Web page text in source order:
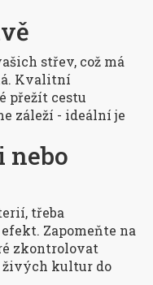
střev, což má
Kvalitní
přežít cestu
záleží - ideální je
nebo
třeba
Zapomeňte na
zkontrolovat
živých kultur do